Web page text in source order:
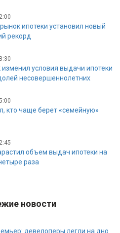
ипотеки установил новый
рекорд
условия выдачи ипотеки
несовершеннолетних
кто чаще берет «семейную»
объем выдач ипотеки на
раза
новости
девелоперы легли на дно